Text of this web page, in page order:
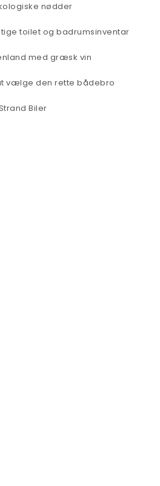
nødder
toilet og badrumsinventar
med græsk vin
vælge den rette bådebro
Biler